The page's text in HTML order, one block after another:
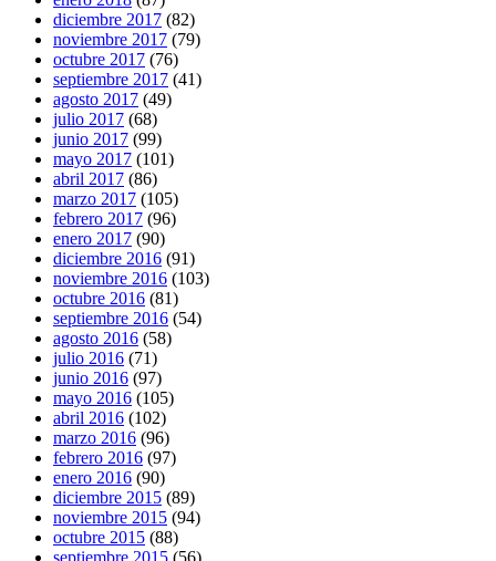
diciembre 2017 (82)
noviembre 2017 (79)
octubre 2017 (76)
septiembre 2017 (41)
agosto 2017 (49)
julio 2017 (68)
junio 2017 (99)
mayo 2017 (101)
abril 2017 (86)
marzo 2017 (105)
febrero 2017 (96)
enero 2017 (90)
diciembre 2016 (91)
noviembre 2016 (103)
octubre 2016 (81)
septiembre 2016 (54)
agosto 2016 (58)
julio 2016 (71)
junio 2016 (97)
mayo 2016 (105)
abril 2016 (102)
marzo 2016 (96)
febrero 2016 (97)
enero 2016 (90)
diciembre 2015 (89)
noviembre 2015 (94)
octubre 2015 (88)
septiembre 2015 (56)